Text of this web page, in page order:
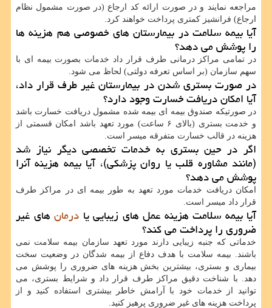
مراجعه نمایند و در صورت ارائه کد ارجاع (در صورت مشمول نظام
ارجاع) فرانشیز کمتری پرداخت خواهند کرد.
آیا بیمه سلامت در بیمارستان های خصوصی هم هزینه ها
را پوشش می دهد؟
در تمامی مراکز درمانی طرف قرار داد خدمات بصورت بیمه ای با
سهم سازمان (بر اساس تعرفه دولتی) لحاظ می شود.
در صورت بستری شدن در بیمارستان غیر طرف قرار داد،
آیا امکان دریافت خسارت وجود دارد؟
در صورتیکه صندوق بیمه ای بیمه شده مشمول دریافت خسارت باشد
و خدمت بستری (بالای ۶ ساعت) مورد تعهد باشد امکان قسمتی از
هزینه در قالب خسارت متفرقه میسر است.
اگر در حین بستری به خدمات تخصصی دیگر نیاز شد
(مانند مشاوره قلب یا روان پزشکی)، آیا بیمه هزینه آنرا
پوشش می دهد؟
امکان دریافت خدمات مورد تعهد به طور بیمه ای در مراکز طرف
قرار داد میسر است.
آیا بیمه سلامت هزینه عمل های زیبایی یا درمان های غیر
ضروری را پرداخت می کند؟
خدماتی که جنبه زیبایی دارند مورد تعهد سازمان بیمه سلامت نمی
باشند. بیمه سلامت با هدف دفاع از بیمه شدگان در وضعیت سخت
بیماری و بستری، بیشترین بخش هزینه های ضروری را پوشش می
دهد. با شناخت دقیق مراکز طرف قرار داد و شرایط بستری، می
توانید از خدمات خود با آرامش خاطر بیشتری استفاده کنید و از
پرداخت هزینه های غیر ضروری پرهیز کنید.